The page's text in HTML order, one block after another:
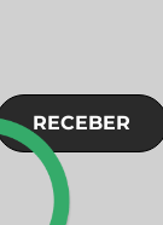
RECEBER